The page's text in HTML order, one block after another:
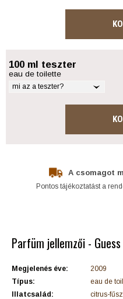
100 ml teszter
eau de toilette
mi az a teszter?
A csomagot
Pontos tájékoztatást a
Parfüm jellemzői -
Megjelenés éve:
2009
Típus:
eau de
Illatcsalád:
citrus-